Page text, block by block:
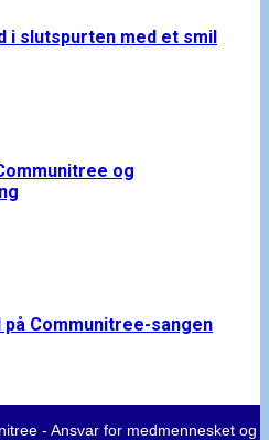
i slutspurten med et smil
og
Communitree-sangen
- Ansvar for medmennesket og